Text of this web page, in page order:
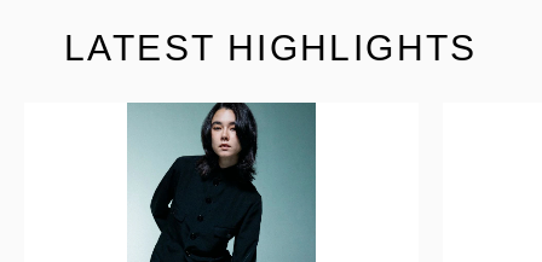
LATEST HIGHLIGHTS